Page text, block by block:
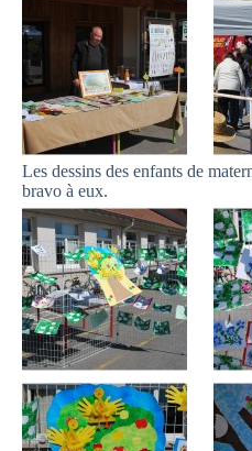
Les dessins des enfants de
bravo à eux.